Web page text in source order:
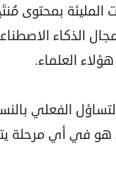
المليئة بمحتوى
الذكاء
العلماء.
الفعلي
في أي مرحلة